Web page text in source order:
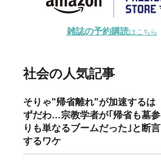
雑誌の予約購読はこちら
社会の人気記事
そりゃ"帰省離れ"が加速するは
ずだわ…宗教学者が｢帰省も墓参
りも単なるブームだった｣と断言
するワケ